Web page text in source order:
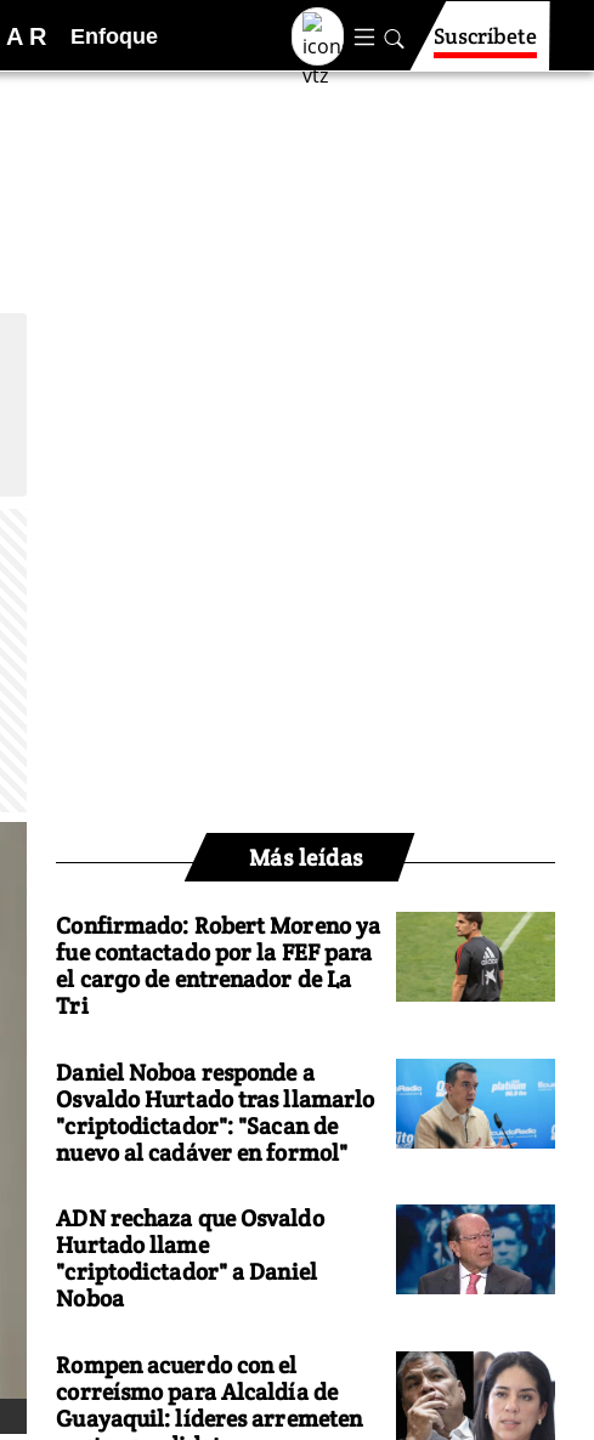
A R Enfoque Suscríbete
Más leídas
Confirmado: Robert Moreno ya
fue contactado por la FEF para
el cargo de entrenador de La
Tri
Daniel Noboa responde a
Osvaldo Hurtado tras llamarlo
"criptodictador": "Sacan de
nuevo al cadáver en formol"
ADN rechaza que Osvaldo
Hurtado llame
"criptodictador" a Daniel
Noboa
Rompen acuerdo con el
correísmo para Alcaldía de
Guayaquil: líderes arremeten